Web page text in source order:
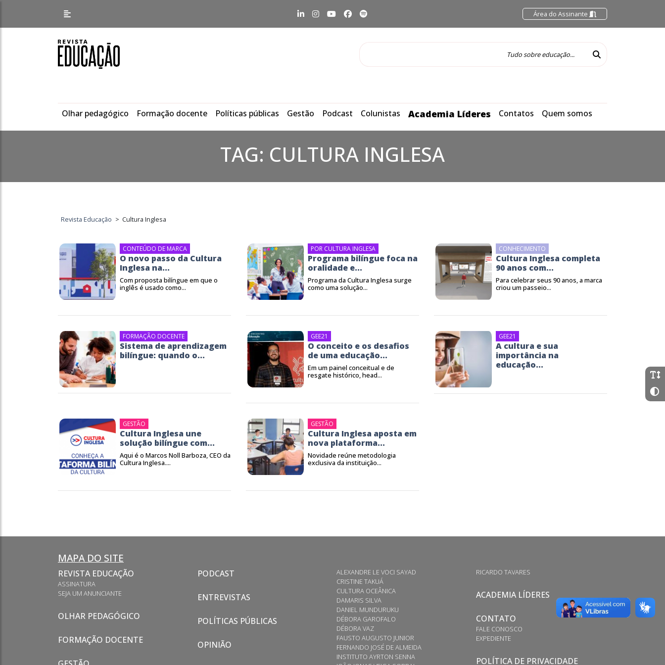
Área do Assinante
Olhar pedagógico Formação docente Políticas públicas Gestão Podcast Colunistas Academia Líderes Contatos Quem somos
TAG: CULTURA INGLESA
Revista Educação > Cultura Inglesa
CONTEÚDO DE MARCA
O novo passo da Cultura
Inglesa na...
Com proposta bilíngue em que o
inglês é usado como...
POR CULTURA INGLESA
Programa bilíngue foca na
oralidade e...
Programa da Cultura Inglesa surge
como uma solução...
CONHECIMENTO
Cultura Inglesa completa
90 anos com...
Para celebrar seus 90 anos, a marca
criou um passeio...
FORMAÇÃO DOCENTE
Sistema de aprendizagem
bilíngue: quando o...
GEE21
O conceito e os desafios
de uma educação...
Em um painel conceitual e de
resgate histórico, head...
GEE21
A cultura e sua
importância na
educação...
GESTÃO
Cultura Inglesa une
solução bilíngue com...
Aqui é o Marcos Noll Barboza, CEO da
Cultura Inglesa....
GESTÃO
Cultura Inglesa aposta em
nova plataforma...
Novidade reúne metodologia
exclusiva da instituição...
MAPA DO SITE
REVISTA EDUCAÇÃO
ASSINATURA
SEJA UM ANUNCIANTE
OLHAR PEDAGÓGICO
FORMAÇÃO DOCENTE
PODCAST
ENTREVISTAS
POLÍTICAS PÚBLICAS
OPINIÃO
ALEXANDRE LE VOCI SAYAD
CRISTINE TAKUÁ
CULTURA OCEÂNICA
DAMARIS SILVA
DANIEL MUNDURUKU
DÉBORA GAROFALO
DÉBORA VAZ
FAUSTO AUGUSTO JUNIOR
FERNANDO JOSÉ DE ALMEIDA
INSTITUTO AYRTON SENNA
RICARDO TAVARES
ACADEMIA LÍDERES
CONTATO
FALE CONOSCO
EXPEDIENTE
POLÍTICA DE PRIVACIDADE